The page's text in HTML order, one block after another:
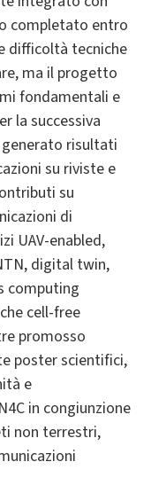
completato entro
difficoltà tecniche
ma il progetto
fondamentali e
la successiva
generato risultati
su riviste e
su
di
UAV-enabled,
digital twin,
computing
cell-free
promosso
poster scientifici,
e
in congiunzione
non terrestri,